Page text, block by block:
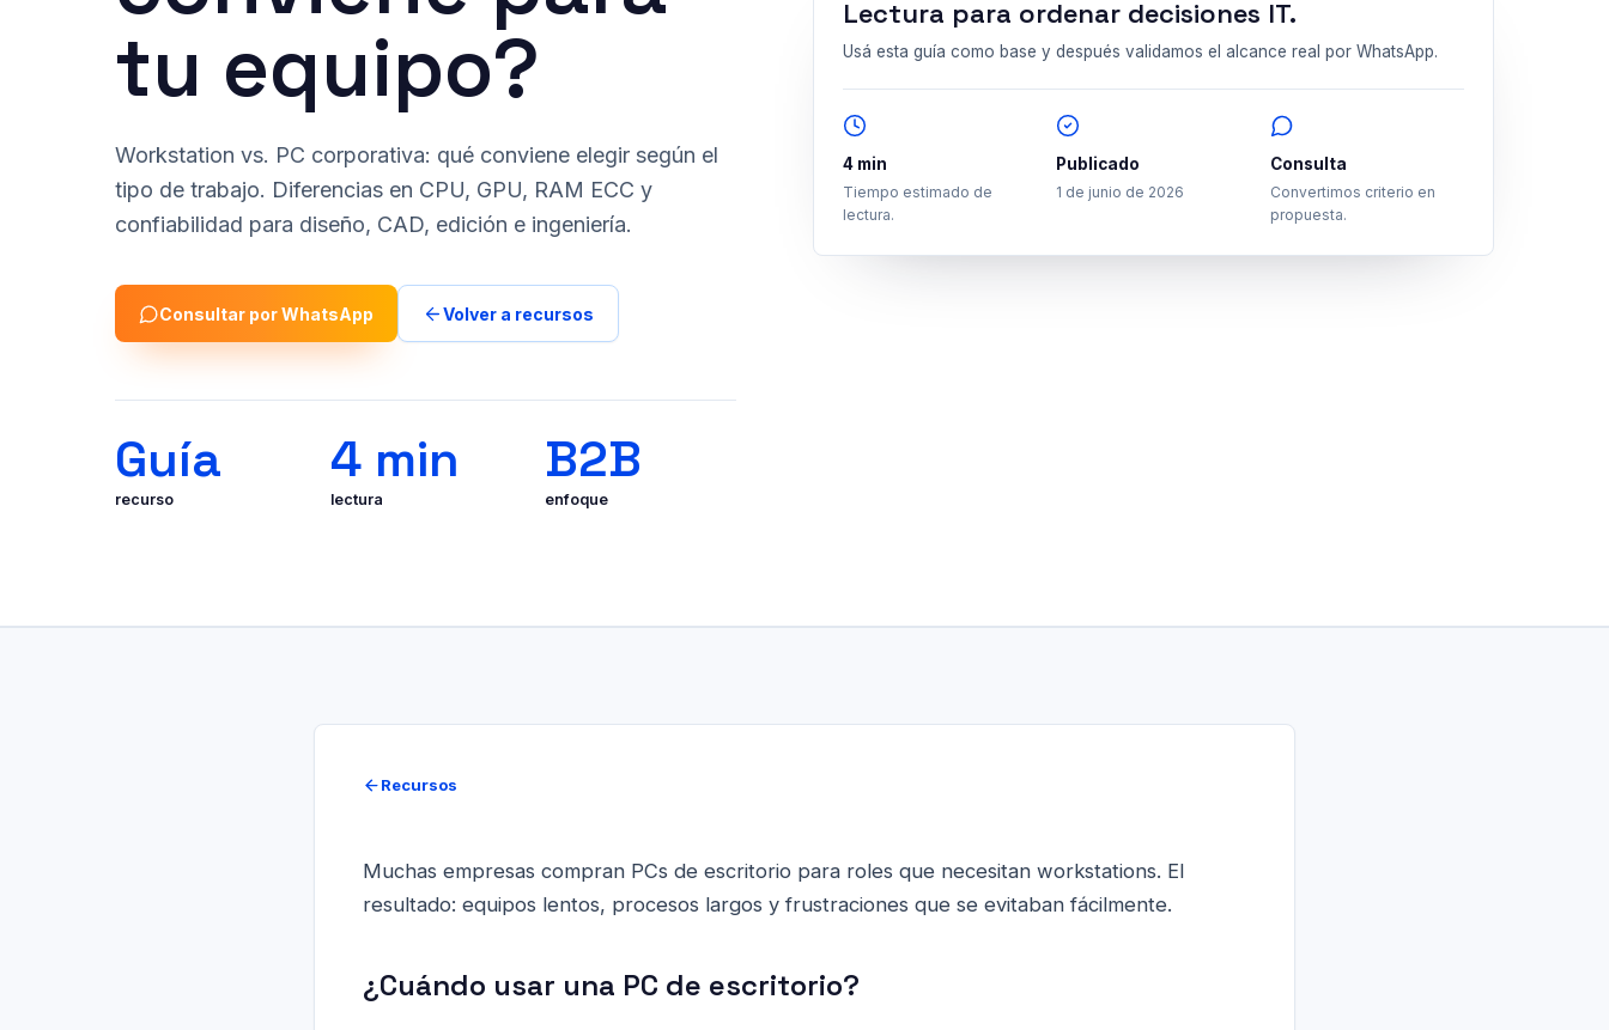
tu equipo?
Workstation vs. PC corporativa: qué conviene elegir según el
tipo de trabajo. Diferencias en CPU, GPU, RAM ECC y
confiabilidad para diseño, CAD, edición e ingeniería.
Consultar por WhatsApp Volver a recursos
Guía
recurso
4 min
lectura
B2B
enfoque
Guía
Lectura para ordenar decisiones IT.
Usá esta guía como base y después validamos el alcance real por WhatsApp.
4 min
Tiempo estimado de
lectura.
Publicado
1 de junio de 2026
Consulta
Convertimos criterio en
propuesta.
Recursos
Muchas empresas compran PCs de escritorio para roles que necesitan workstations. El
resultado: equipos lentos, procesos largos y frustraciones que se evitaban fácilmente.
¿Cuándo usar una PC de escritorio?